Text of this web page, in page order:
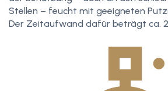
Stellen – feucht mit geeigneten
Der Zeitaufwand dafür beträgt ca.